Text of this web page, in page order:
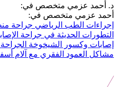
د. أحمد عزمي متخصص في:
أحمد عزمي متخصص في:
إجراءات الطب الرياضي جراحة
التطورات الحديثة في جراحة
إصابات وكسور الشيخوخة
مشاكل العمود الفقري مع آلام